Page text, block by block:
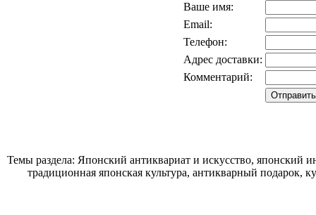
Ваше имя:
Email:
Телефон:
Адрес доставки:
Комментарий:
Темы раздела: Японский антиквариат и искусство, японский
традиционная японская культура, антикварный подарок,